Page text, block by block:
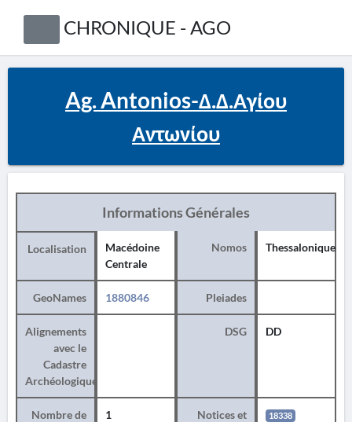
CHRONIQUE - AGO
Ag. Antonios-Δ.Δ.Αγίου
Αντωνίου
Informations Générales
Localisation
Macédoine
Centrale
Nomos Thessalonique
GeoNames 1880846 Pleiades
Alignements
avec le
Cadastre
Archéologique
DSG DD
Nombre de
1
Notices et
18338